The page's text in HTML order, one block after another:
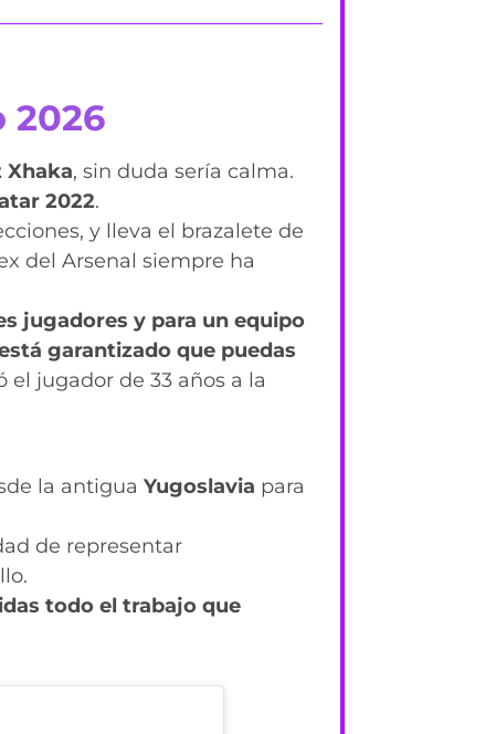
2026
Xhaka, sin duda sería calma.
2022.
y lleva el brazalete de
del Arsenal siempre ha
jugadores y para un equipo
garantizado que puedas
el jugador de 33 años a la
la antigua Yugoslavia para
de representar
todo el trabajo que